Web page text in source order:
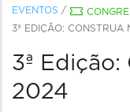
EVENTOS /
3ª EDIÇÃO: CONSTRUA
3ª Edição:
2024